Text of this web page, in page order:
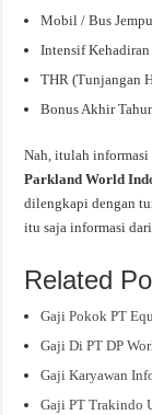
Mobil / Bus
Intensif Kehadiran
THR (Tunjangan
Bonus Akhir
Nah, itulah
Parkland World
dilengkapi dengan
itu saja informasi
Related
Gaji Pokok PT
Gaji Di PT DP
Gaji Karyawan
Gaji PT Trakindo